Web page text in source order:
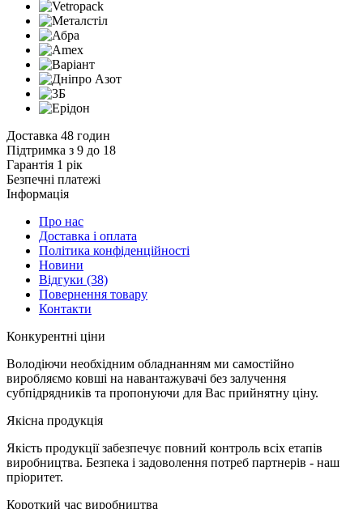
Доставка 48 годин
Підтримка з 9 до 18
Гарантія 1 рік
Безпечні платежі
Інформація
Про нас
Доставка і оплата
Політика конфіденційності
Новини
Відгуки (38)
Повернення товару
Контакти
Конкурентні ціни
Володіючи необхідним обладнанням ми самостійно
виробляємо ковші на навантажувачі без залучення
субпідрядників та пропонуючи для Вас прийнятну ціну.
Якісна продукція
Якість продукції забезпечує повний контроль всіх етапів
виробництва. Безпека і задоволення потреб партнерів - наш
пріоритет.
Короткий час виробництва